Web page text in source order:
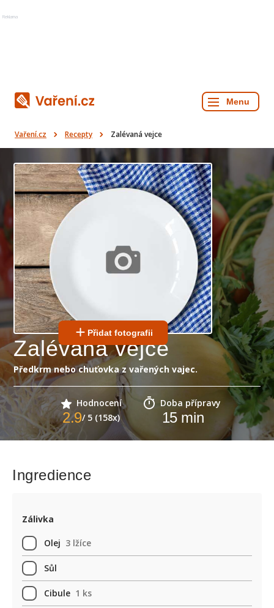
Reklama
Vaření.cz Recepty Zalévaná vejce
Přidat fotografii
Zalévaná vejce
Předkrm nebo chuťovka z vařených vajec.
Hodnocení
2.9/ 5 (158x)
Doba přípravy
15min
Ingredience
Zálivka
Olej 3 lžíce
Sůl
Cibule 1 ks